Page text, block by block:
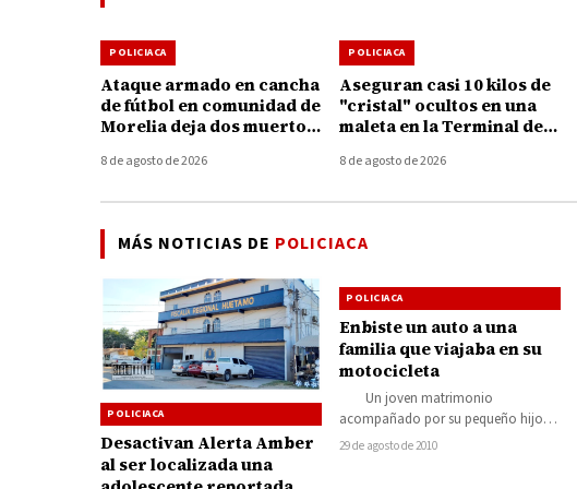
POLICIACA
Ataque armado en cancha
de fútbol en comunidad de
Morelia deja dos muertos
8 de agosto de 2026
POLICIACA
Aseguran casi 10 kilos de
"cristal" ocultos en una
maleta en la Terminal de
8 de agosto de 2026
MÁS NOTICIAS DE POLICIACA
POLICIACA
Desactivan Alerta Amber
al ser localizada una
POLICIACA
Enbiste un auto a una
familia que viajaba en su
motocicleta
Un joven matrimonio
acompañado por su pequeño hijo
que viajaba a bordo de su
29 de agosto de 2010